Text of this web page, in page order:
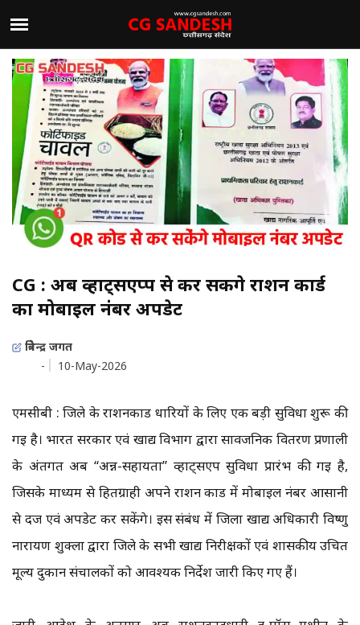
CG : अब व्हाट्सएप्प से कर सकेंगे राशन कार्ड
का मोबाइल नंबर अपडेट
त्रिवेन्द्र जगत
-
10-May-2026
एमसीबी : जिले के राशनकार्ड धारियों के लिए एक बड़ी सुविधा शुरू की
गई है। भारत सरकार एवं खाद्य विभाग द्वारा सार्वजनिक वितरण प्रणाली
के अंतर्गत अब “अन्न-सहायता” व्हाट्सएप सुविधा प्रारंभ की गई है,
जिसके माध्यम से हितग्राही अपने राशन कार्ड में मोबाइल नंबर आसानी
से दर्ज एवं अपडेट कर सकेंगे। इस संबंध में जिला खाद्य अधिकारी विष्णु
नारायण शुक्ला द्वारा जिले के सभी खाद्य निरीक्षकों एवं शासकीय उचित
मूल्य दुकान संचालकों को आवश्यक निर्देश जारी किए गए हैं।